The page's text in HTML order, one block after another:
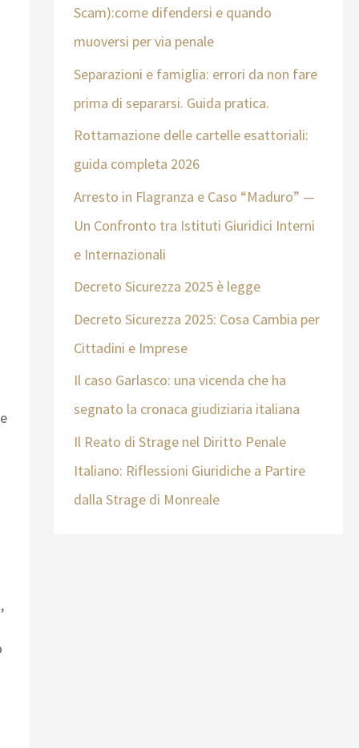
Scam):come difendersi e quando
muoversi per via penale
Separazioni e famiglia: errori da non fare
prima di separarsi. Guida pratica.
Rottamazione delle cartelle esattoriali:
guida completa 2026
Arresto in Flagranza e Caso “Maduro” —
Un Confronto tra Istituti Giuridici Interni
e Internazionali
Decreto Sicurezza 2025 è legge
Decreto Sicurezza 2025: Cosa Cambia per
Cittadini e Imprese
Il caso Garlasco: una vicenda che ha
segnato la cronaca giudiziaria italiana
Il Reato di Strage nel Diritto Penale
Italiano: Riflessioni Giuridiche a Partire
dalla Strage di Monreale